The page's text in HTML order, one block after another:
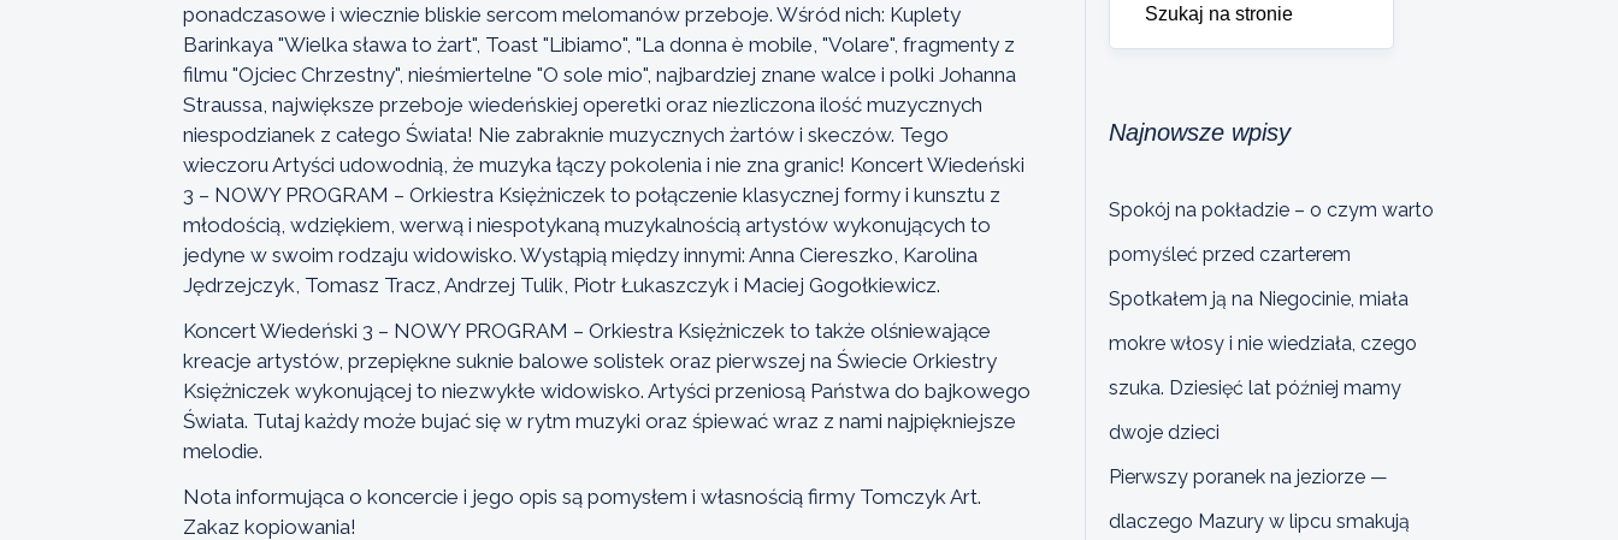
ponadczasowe i wiecznie bliskie sercom melomanów przeboje. Wśród nich: Kuplety
Barinkaya "Wielka sława to żart", Toast "Libiamo", "La donna è mobile, "Volare", fragmenty z
filmu "Ojciec Chrzestny", nieśmiertelne "O sole mio", najbardziej znane walce i polki Johanna
Straussa, największe przeboje wiedeńskiej operetki oraz niezliczona ilość muzycznych
niespodzianek z całego Świata! Nie zabraknie muzycznych żartów i skeczów. Tego
wieczoru Artyści udowodnią, że muzyka łączy pokolenia i nie zna granic! Koncert Wiedeński
3 – NOWY PROGRAM – Orkiestra Księżniczek to połączenie klasycznej formy i kunsztu z
młodością, wdziękiem, werwą i niespotykaną muzykalnością artystów wykonujących to
jedyne w swoim rodzaju widowisko. Wystąpią między innymi: Anna Ciereszko, Karolina
Jędrzejczyk, Tomasz Tracz, Andrzej Tulik, Piotr Łukaszczyk i Maciej Gogołkiewicz.
Koncert Wiedeński 3 – NOWY PROGRAM – Orkiestra Księżniczek to także olśniewające
kreacje artystów, przepiękne suknie balowe solistek oraz pierwszej na Świecie Orkiestry
Księżniczek wykonującej to niezwykłe widowisko. Artyści przeniosą Państwa do bajkowego
Świata. Tutaj każdy może bujać się w rytm muzyki oraz śpiewać wraz z nami najpiękniejsze
melodie.
Nota informująca o koncercie i jego opis są pomysłem i własnością firmy Tomczyk Art.
Zakaz kopiowania!
Najnowsze wpisy
Spokój na pokładzie – o czym warto
pomyśleć przed czarterem
Spotkałem ją na Niegocinie, miała
mokre włosy i nie wiedziała, czego
szuka. Dziesięć lat później mamy
dwoje dzieci
Pierwszy poranek na jeziorze —
dlaczego Mazury w lipcu smakują